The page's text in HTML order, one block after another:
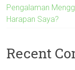
Pengalaman
Harapan Saya?
Recent